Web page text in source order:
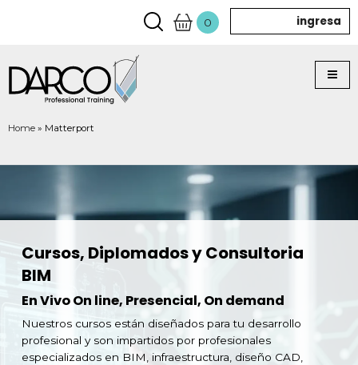
0 ingresa
Home » Matterport
Cursos, Diplomados y Consultoria
BIM
En Vivo On line, Presencial, On demand
Nuestros cursos están diseñados para tu desarrollo
profesional y son impartidos por profesionales
especializados en BIM, infraestructura, diseño CAD,